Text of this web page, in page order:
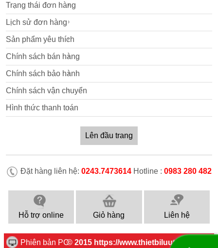
Trạng thái đơn hàng
Lịch sử đơn hàng
Sản phẩm yêu thích
Chính sách bán hàng
Chính sách bảo hành
Chính sách vận chuyển
Hình thức thanh toán
Lên đầu trang
Đặt hàng liên hệ:0243.7473614 Hotline :0983 280 482
Hỗ trợ online Giỏ hàng Liên hệ
Phiên bản PC© 2015 https://www.thietbiluutru.com.vn